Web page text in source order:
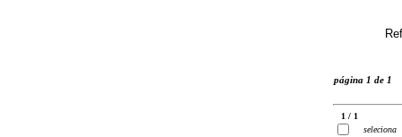
página 1 de 1
1 / 1
seleciona